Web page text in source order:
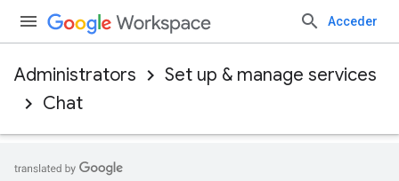
Acceder
Administrators
Set up & manage services
Chat